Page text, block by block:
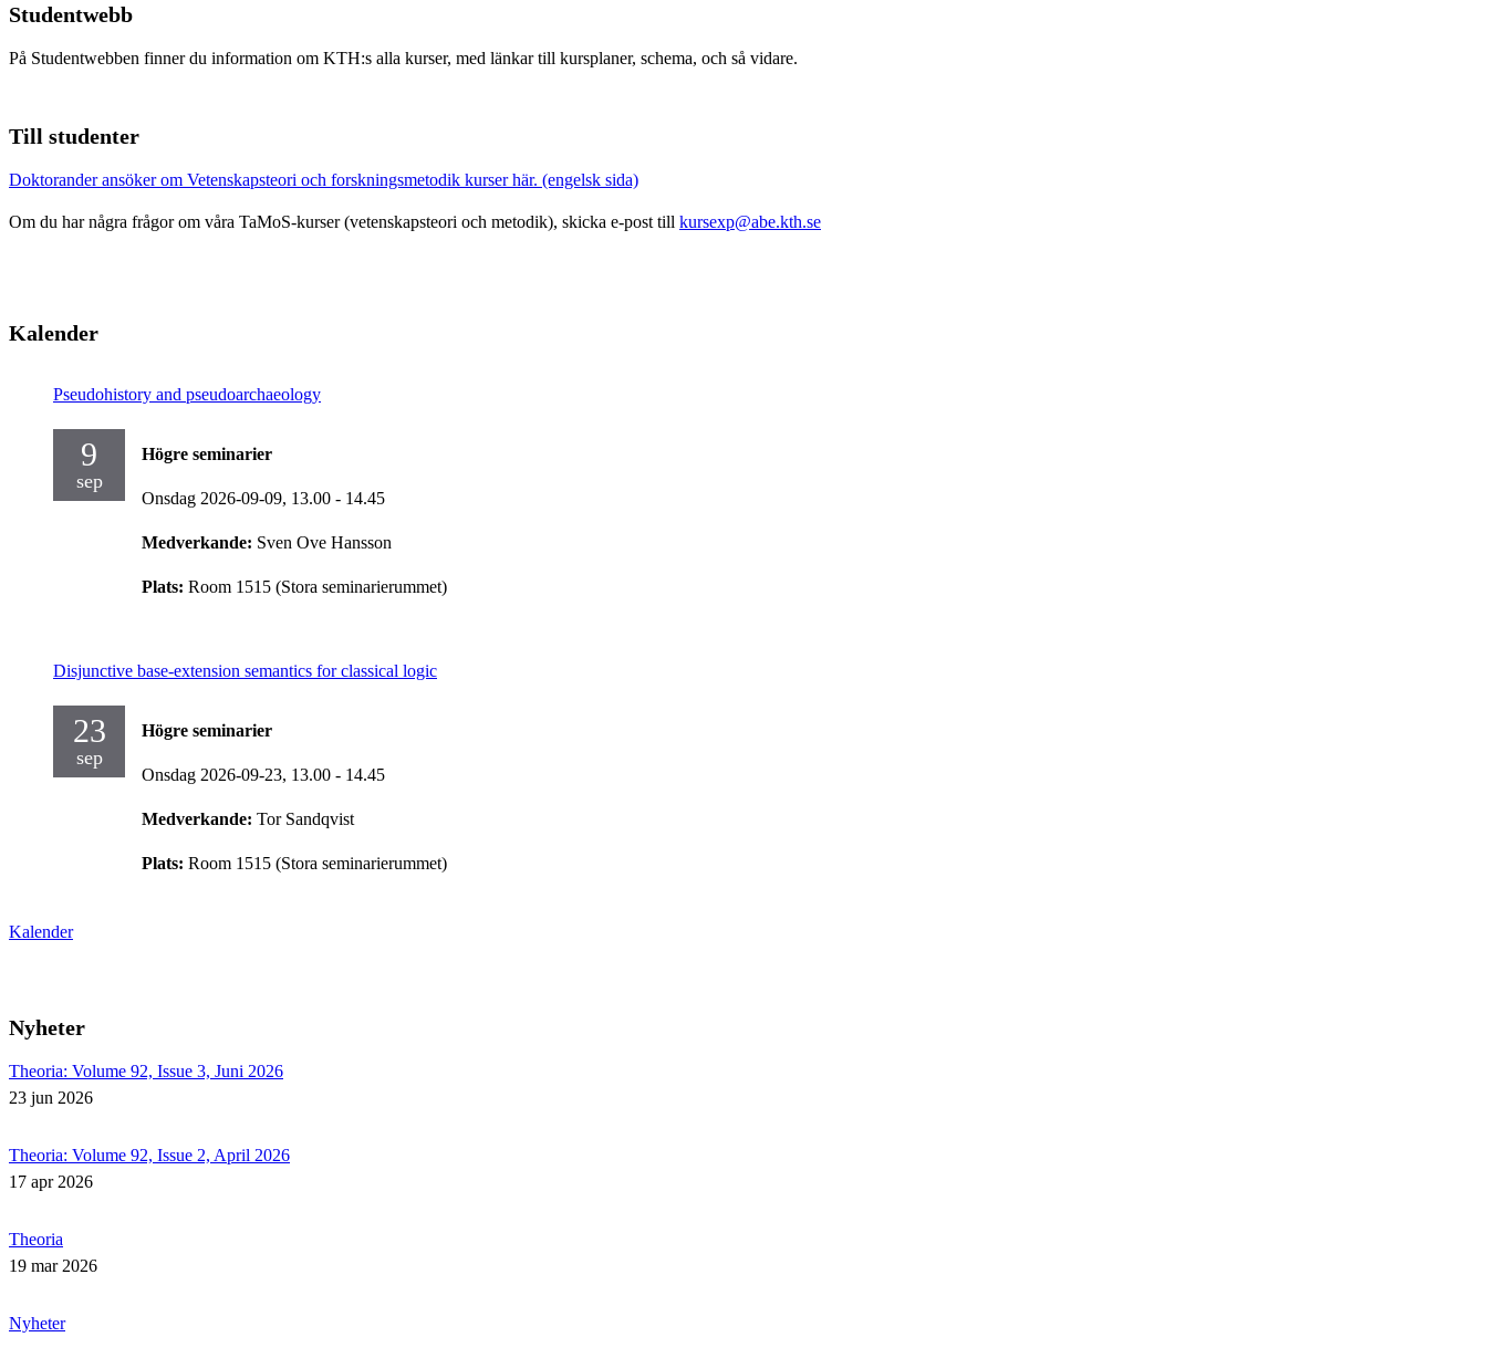
Studentwebb
På Studentwebben finner du information om KTH:s alla kurser, med länkar till kursplaner, schema, och så vidare.
Till studenter
Doktorander ansöker om Vetenskapsteori och forskningsmetodik kurser här. (engelsk sida)
Om du har några frågor om våra TaMoS-kurser (vetenskapsteori och metodik), skicka e-post till kursexp@abe.kth.se
Kalender
Pseudohistory and pseudoarchaeology
9
sep
Högre seminarier
Onsdag 2026-09-09, 13.00 - 14.45
Medverkande: Sven Ove Hansson
Plats: Room 1515 (Stora seminarierummet)
Disjunctive base-extension semantics for classical logic
23
sep
Högre seminarier
Onsdag 2026-09-23, 13.00 - 14.45
Medverkande: Tor Sandqvist
Plats: Room 1515 (Stora seminarierummet)
Kalender
Nyheter
Theoria: Volume 92, Issue 3, Juni 2026
23 jun 2026
Theoria: Volume 92, Issue 2, April 2026
17 apr 2026
Theoria
19 mar 2026
Nyheter